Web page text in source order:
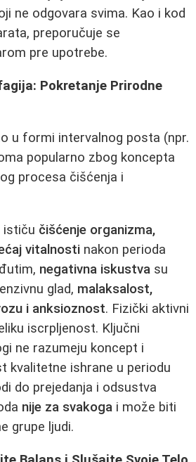
ne odgovara svima. Kao i kod
preporučuje se
pre upotrebe.
Pokretanje Prirodne
u formi intervalnog posta (npr.
popularno zbog koncepta
procesa čišćenja i
ističu čišćenje organizma,
vitalnosti nakon perioda
negativna iskustva su
glad, malaksalost,
i anksioznost. Fizički aktivni
iscrpljenost. Ključni
ne razumeju koncept i
kvalitetne ishrane u periodu
do prejedanja i odsustva
nije za svakoga i može biti
grupe ljudi.